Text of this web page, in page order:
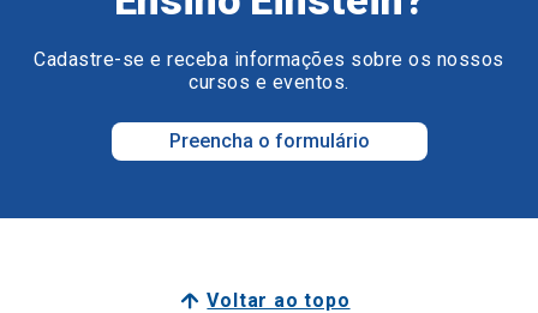
Cadastre-se e receba informações sobre os nossos
cursos e eventos.
Preencha o formulário
Voltar ao topo